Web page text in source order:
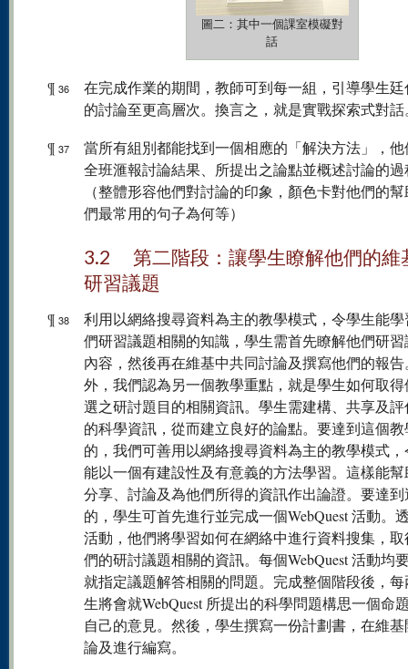
圖二：其中一個課室模礙對
話
¶ 36
在完成作業的期間，教師可到每一組，引導學生
的討論至更高層次。換言之，就是實戰探索式對話
¶ 37
當所有組別都能找到一個相應的「解決方法」，
全班滙報討論結果、所提出之論點並概述討論的過
（整體形容他們對討論的印象，顏色卡對他們的
們最常用的句子為何等）
3.2 第二階段：讓學生瞭解他們的維
研習議題
¶ 38
利用以網絡搜尋資料為主的教學模式，令學生能
們研習議題相關的知識，學生需首先瞭解他們研
內容，然後再在維基中共同討論及撰寫他們的報告
外，我們認為另一個教學重點，就是學生如何取
選之研討題目的相關資訊。學生需建構、共享及
的科學資訊，從而建立良好的論點。要達到這個教
的，我們可善用以網絡搜尋資料為主的教學模式
能以一個有建設性及有意義的方法學習。這樣能
分享、討論及為他們所得的資訊作出論證。要達
的，學生可首先進行並完成一個WebQuest 活動。
活動，他們將學習如何在網絡中進行資料搜集，
們的研討議題相關的資訊。每個WebQuest 活動均
就指定議題解答相關的問題。完成整個階段後，
生將會就WebQuest 所提出的科學問題構思一個命
自己的意見。然後，學生撰寫一份計劃書，在維
論及進行編寫。